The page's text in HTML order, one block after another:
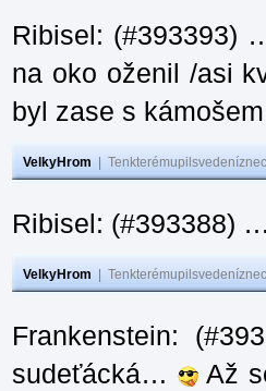
Ribisel: (#393393)
na oko oženil /asi
byl zase s
VelkyHrom
Ribisel: (#393388)
VelkyHrom
Frankenstein:
sudeťácká…
Až